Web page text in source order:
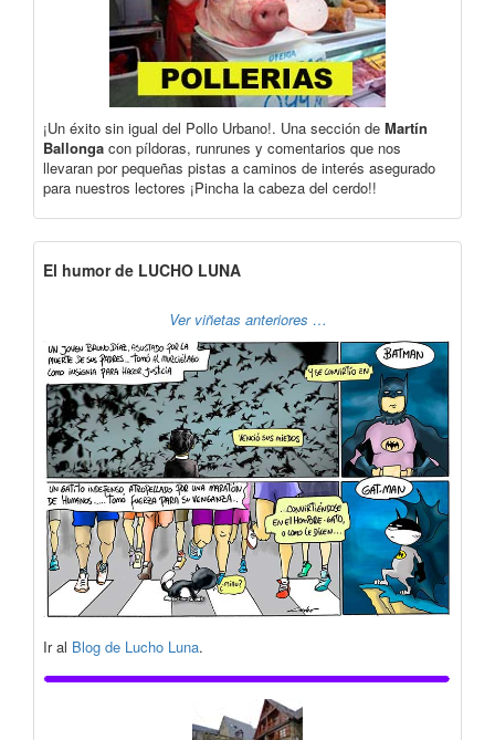
¡Un éxito sin igual del Pollo Urbano!. Una sección de Martín
Ballonga con píldoras, runrunes y comentarios que nos
llevaran por pequeñas pistas a caminos de interés asegurado
para nuestros lectores ¡Pincha la cabeza del cerdo!!
El humor de LUCHO LUNA
Ver viñetas anteriores …
Ir al Blog de Lucho Luna.